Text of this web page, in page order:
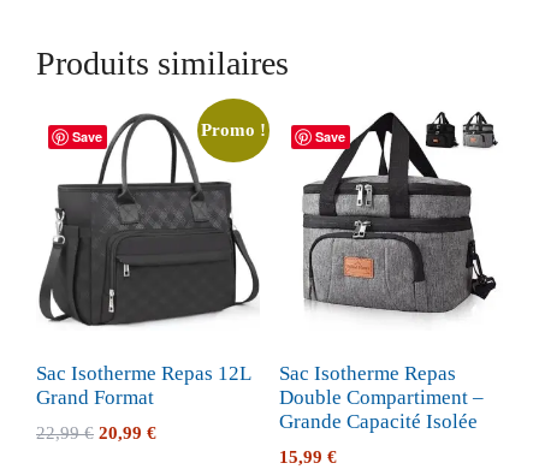
Produits similaires
Save Promo !
Sac Isotherme Repas 12L
Grand Format
22,99€ Le
20,99 €Le
Save
Sac Isotherme Repas
Double Compartiment –
Grande Capacité Isolée
15,99 €